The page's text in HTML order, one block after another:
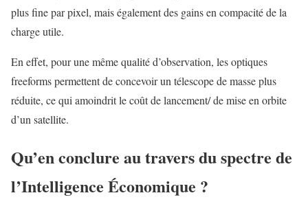
plus fine par pixel, mais également des gains en compacité de la
charge utile.
En effet, pour une même qualité d’observation, les optiques
freeforms permettent de concevoir un télescope de masse plus
réduite, ce qui amoindrit le coût de lancement/ de mise en orbite
d’un satellite.
Qu’en conclure au travers du spectre de
l’Intelligence Économique ?